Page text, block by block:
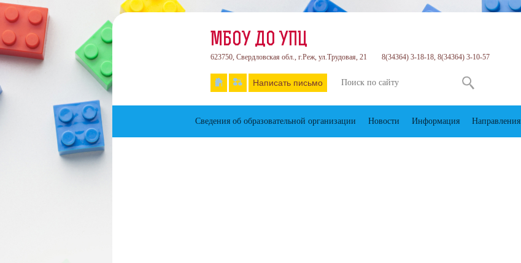
МБОУ ДО УПЦ
623750, Свердловская обл., г.Реж, ул.Трудовая, 21 8(34364) 3-18-18, 8(34364) 3-10-57
Написать письмо
Сведения об образовательной организации Новости Информация Направления